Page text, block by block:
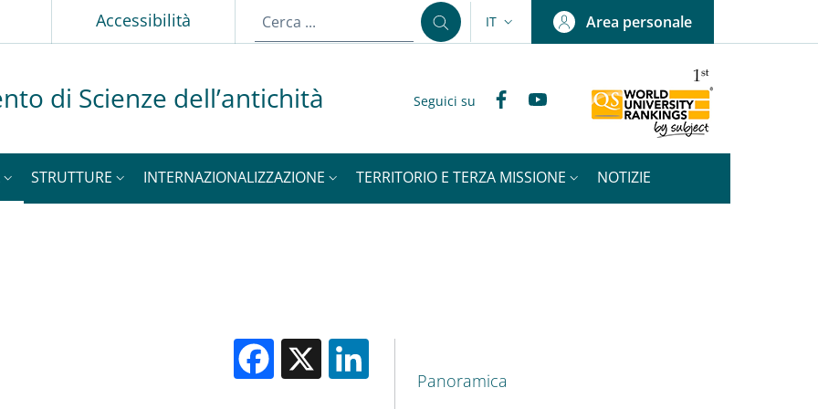
Accessibilità SELETTORE LINGUA: CURRENT LANGUAGE
IT Area personale
di Scienze dell’antichità Seguici su FacebookYouTube
STRUTTURE INTERNAZIONALIZZAZIONE TERRITORIO E TERZA MISSIONE NOTIZIE
Facebook
X
MENU CEV SECOND NAVIGATION
Panoramica